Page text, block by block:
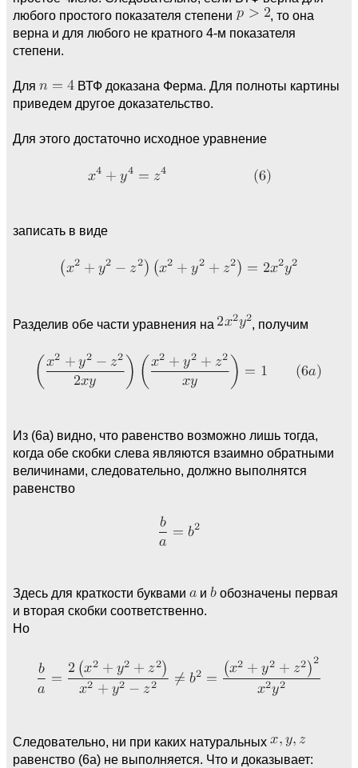
любого простого показателя степени
, то она
верна и для любого не кратного 4-м показателя
степени.
Для
ВТФ доказана Ферма. Для полноты картины
приведем другое доказательство.
Для этого достаточно исходное уравнение
записать в виде
Разделив обе части уравнения на , получим
Из (6а) видно, что равенство возможно лишь тогда,
когда обе скобки слева являются взаимно обратными
величинами, следовательно, должно выполнятся
равенство
Здесь для краткости буквами и
обозначены первая
и вторая скобки соответственно.
Но
Следовательно, ни при каких натуральных
равенство (6a) не выполняется. Что и доказывает: